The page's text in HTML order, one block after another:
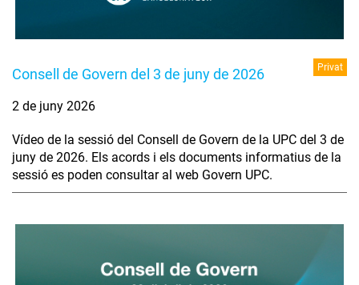
Consell de Govern del 3 de juny de 2026 Privat
2 de juny 2026
Vídeo de la sessió del Consell de Govern de la UPC del 3 de
juny de 2026. Els acords i els documents informatius de la
sessió es poden consultar al web Govern UPC.